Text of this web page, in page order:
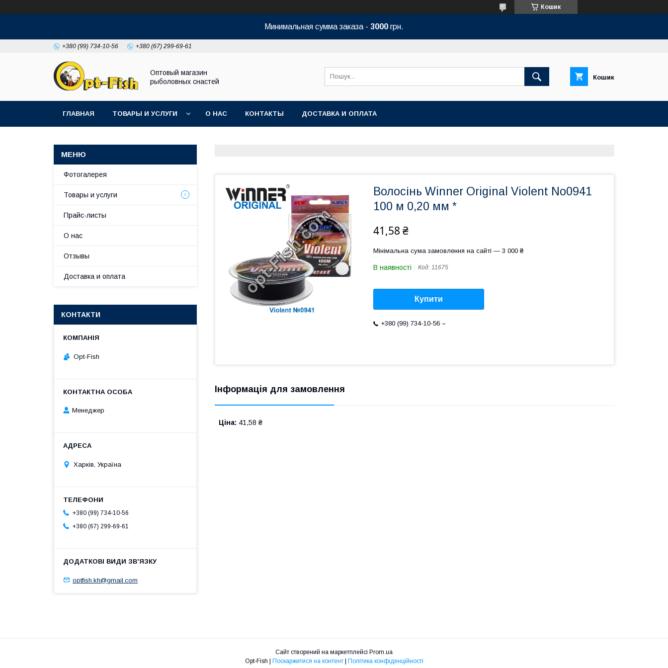
Кошик
Минимальная сумма заказа - 3000 грн.
+380 (99) 734-10-56 +380 (67) 299-69-61
Оптовый магазин
рыболовных снастей
Кошик
ГЛАВНАЯ ТОВАРЫ И УСЛУГИ О НАС КОНТАКТЫ ДОСТАВКА И ОПЛАТА
Волосінь Winner Original Violent No0941
100 м 0,20 мм *
41,58 ₴
Мінімальна сума замовлення на сайті — 3 000 ₴
В наявності Код: 11675
Купити
+380 (99) 734-10-56
Інформація для замовлення
Ціна: 41,58 ₴
Фотогалерея
Товары и услуги
Прайс-листы
О нас
Отзывы
Доставка и оплата
КОНТАКТИ
Opt-Fish
Менеджер
Харків, Україна
+380 (99) 734-10-56
+380 (67) 299-69-61
optfish.kh@gmail.com
Сайт створений на маркетплейсі Prom.ua
Поскаржитися на контент Політика конфіденційності